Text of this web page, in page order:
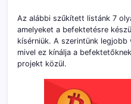
Az alábbi szűkített listánk 7
amelyeket a befektetésre
kísérniük. A szerintünk
mivel ez kínálja a
projekt közül.